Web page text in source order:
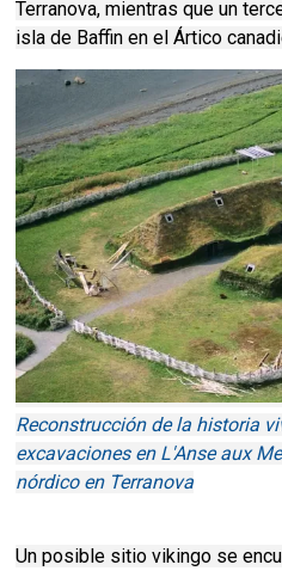
Terranova, mientras que un
isla de Baffin en el Ártico
Reconstrucción de la historia
excavaciones en L'Anse aux
nórdico en Terranova
Un posible sitio vikingo se